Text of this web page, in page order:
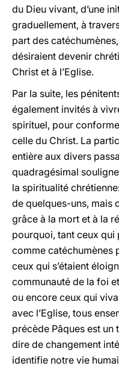
du Dieu vivant, d’une
graduellement, à
part des
désiraient devenir
Christ et à l’Eglise.
Par la suite, les
également invités à
spirituel, pour
celle du Christ. La
entière aux divers
quadragésimal
la spiritualité
de quelques-uns, mais
grâce à la mort et à la
pourquoi, tant ceux qui
comme catéchumènes
ceux qui s’étaient
communauté de la foi
ou encore ceux qui
avec l’Eglise, tous
précède Pâques est un
dire de changement
identifie notre vie